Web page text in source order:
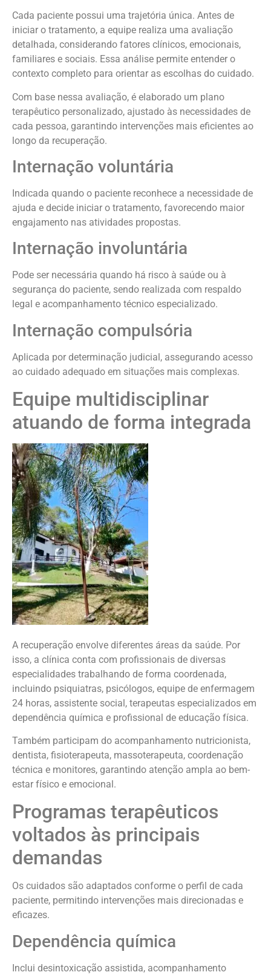
Cada paciente possui uma trajetória única. Antes de
iniciar o tratamento, a equipe realiza uma avaliação
detalhada, considerando fatores clínicos, emocionais,
familiares e sociais. Essa análise permite entender o
contexto completo para orientar as escolhas do cuidado.
Com base nessa avaliação, é elaborado um plano
terapêutico personalizado, ajustado às necessidades de
cada pessoa, garantindo intervenções mais eficientes ao
longo da recuperação.
Internação voluntária
Indicada quando o paciente reconhece a necessidade de
ajuda e decide iniciar o tratamento, favorecendo maior
engajamento nas atividades propostas.
Internação involuntária
Pode ser necessária quando há risco à saúde ou à
segurança do paciente, sendo realizada com respaldo
legal e acompanhamento técnico especializado.
Internação compulsória
Aplicada por determinação judicial, assegurando acesso
ao cuidado adequado em situações mais complexas.
Equipe multidisciplinar
atuando de forma integrada
A recuperação envolve diferentes áreas da saúde. Por
isso, a clínica conta com profissionais de diversas
especialidades trabalhando de forma coordenada,
incluindo psiquiatras, psicólogos, equipe de enfermagem
24 horas, assistente social, terapeutas especializados em
dependência química e profissional de educação física.
Também participam do acompanhamento nutricionista,
dentista, fisioterapeuta, massoterapeuta, coordenação
técnica e monitores, garantindo atenção ampla ao bem-
estar físico e emocional.
Programas terapêuticos
voltados às principais
demandas
Os cuidados são adaptados conforme o perfil de cada
paciente, permitindo intervenções mais direcionadas e
eficazes.
Dependência química
Inclui desintoxicação assistida, acompanhamento